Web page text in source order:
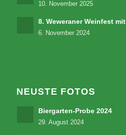
10. November 2025
8. Weweraner Weinfest
6. November 2024
NEUSTE FOTOS
Biergarten-Probe 2024
29. August 2024